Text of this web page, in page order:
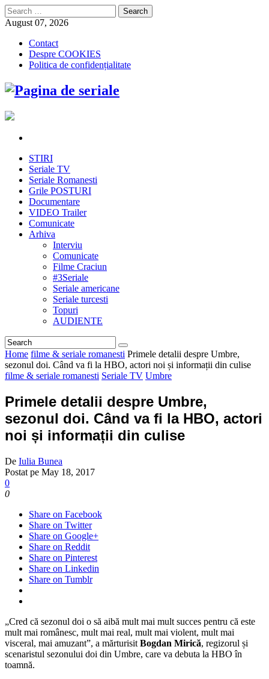
Search
for:
August 07, 2026
Contact
Despre COOKIES
Politica de confidențialitate
STIRI
Seriale TV
Seriale Romanesti
Grile POSTURI
Documentare
VIDEO Trailer
Comunicate
Arhiva
Interviu
Comunicate
Filme Craciun
#3Seriale
Seriale americane
Seriale turcesti
Topuri
AUDIENTE
Home filme & seriale romanesti Primele detalii despre Umbre,
sezonul doi. Când va fi la HBO, actori noi și informații din culise
filme & seriale romanesti Seriale TV Umbre
Primele detalii despre Umbre,
sezonul doi. Când va fi la HBO, actori
noi și informații din culise
De Iulia Bunea
Postat pe May 18, 2017
0
0
Share on Facebook
Share on Twitter
Share on Google+
Share on Reddit
Share on Pinterest
Share on Linkedin
Share on Tumblr
„Cred că sezonul doi o să aibă mult mai mult succes pentru că este
mult mai românesc, mult mai real, mult mai violent, mult mai
visceral, mai amuzant”, a mărturisit Bogdan Mirică, regizorul și
scenaristul sezonului doi din Umbre, care va debuta la HBO în
toamnă.